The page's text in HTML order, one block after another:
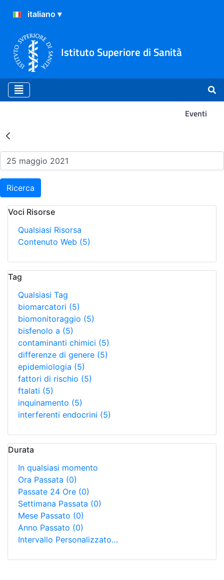
Istituto Superiore di Sanità
Eventi
Risultati della Ricerca -
Ricerca
Voci Risorse
Qualsiasi Risorsa
Contenuto Web (5)
Tag
Qualsiasi Tag
biomarcatori (5)
biomonitoraggio (5)
bisfenolo a (5)
contaminanti chimici (5)
differenze di genere (5)
epidemiologia (5)
fattori di rischio (5)
ftalati (5)
inquinamento (5)
interferenti endocrini (5)
Durata
In qualsiasi momento
Ora Passata (0)
Passate 24 Ore (0)
Settimana Passata (0)
Mese Passato (0)
Anno Passato (0)
Intervallo Personalizzato…